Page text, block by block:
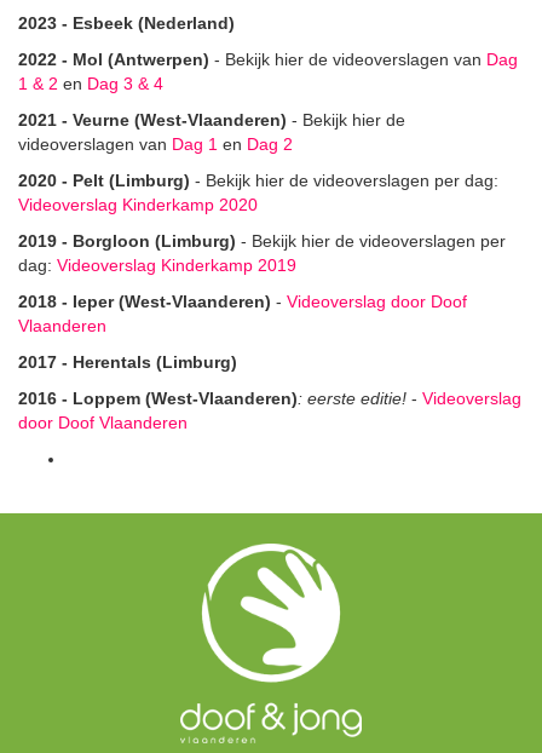
2023 - Esbeek (Nederland)
2022 - Mol (Antwerpen) - Bekijk hier de videoverslagen van Dag
1 & 2 en Dag 3 & 4
2021 - Veurne (West-Vlaanderen) - Bekijk hier de
videoverslagen van Dag 1 en Dag 2
2020 - Pelt (Limburg) - Bekijk hier de videoverslagen per dag:
Videoverslag Kinderkamp 2020
2019 - Borgloon (Limburg) - Bekijk hier de videoverslagen per
dag: Videoverslag Kinderkamp 2019
2018 - Ieper (West-Vlaanderen) - Videoverslag door Doof
Vlaanderen
2017 - Herentals (Limburg)
2016 - Loppem (West-Vlaanderen): eerste editie! - Videoverslag
door Doof Vlaanderen